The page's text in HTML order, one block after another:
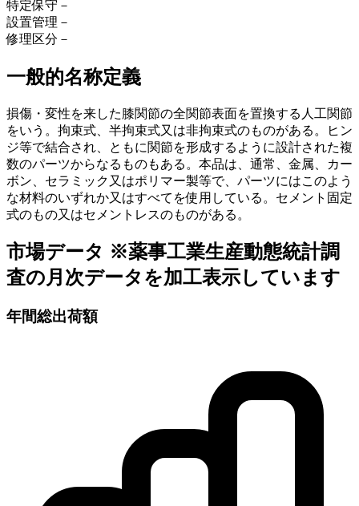
特定保守 －
設置管理 －
修理区分 －
一般的名称定義
損傷・変性を来した膝関節の全関節表面を置換する人工関節
をいう。拘束式、半拘束式又は非拘束式のものがある。ヒン
ジ等で結合され、ともに関節を形成するように設計された複
数のパーツからなるものもある。本品は、通常、金属、カー
ボン、セラミック又はポリマー製等で、パーツにはこのよう
な材料のいずれか又はすべてを使用している。セメント固定
式のもの又はセメントレスのものがある。
市場データ ※薬事工業生産動態統計調
査の月次データを加工表示しています
年間総出荷額